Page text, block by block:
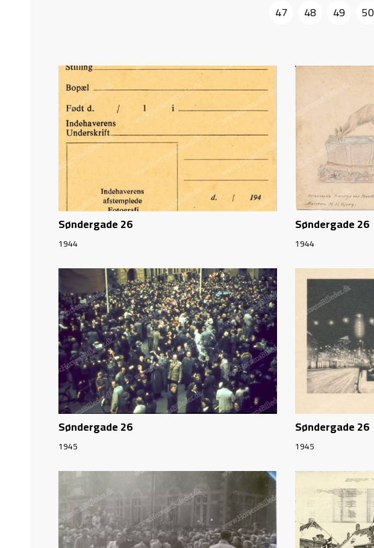
47
48 49 50
Søndergade 26
1944
Søndergade 26
1944
Søndergade 26
1945
Søndergade 26
1945